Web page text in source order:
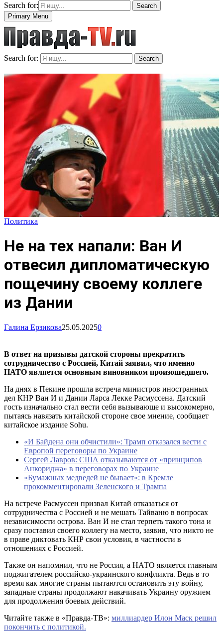
Search for:
Search
Primary Menu
Search for: Search
Политика
Не на тех напали: Ван И
отвесил дипломатическую
пощечину своему коллеге
из Дании
Галина Ерзикова25.05.20250
В ответ на призывы датской стороны прекратить
сотрудничество с Россией, Китай заявил, что именно
НАТО является основным виновником произошедшего.
На днях в Пекине прошла встреча министров иностранных
дел КНР Ван И и Дании Ларса Лекке Расмуссена. Датский
гость изначально стал вести себя вызывающе и высокомерно,
пытаясь навязать китайской стороне свое мнение, сообщает
китайское издание Sohu.
«И Байдена они обчистили»: Трамп отказался вести с
Европой переговоры по Украине
Сергей Лавров: США отказываются от «принципов
Анкориджа» в переговорах по Украине
«Бумажных медведей не бывает»: в Кремле
прокомментировали Зеленского и Трампа
На встрече Расмуссен призвал Китай отказаться от
сотрудничества с Россией и не мешать Тайваню в вопросах
независимости острова. Ван И не стал терпеть такого тона и
сразу поставил своего коллегу на место, заявив, что никто не
в праве диктовать КНР свои условия, в частности в
отношениях с Россией.
Также он напомнил, что не Россия, а НАТО является главным
поджигателем российско-украинского конфликта. Ведь в то
время как многие страны пытаются остановить эту войну,
западные страны продолжают накачивать Украину оружием
для продолжения боевых действий.
Читайте также в «Правда-ТВ»: миллиардер Илон Маск решил
покончить с политикой.